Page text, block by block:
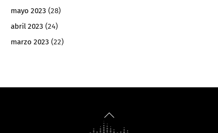
mayo 2023 (28)
abril 2023 (24)
marzo 2023 (22)
Back
To